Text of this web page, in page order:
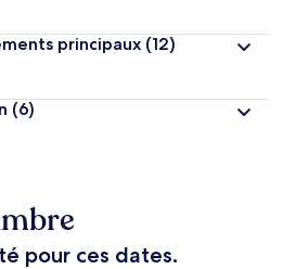
principaux (12)
(6)
pour ces dates.